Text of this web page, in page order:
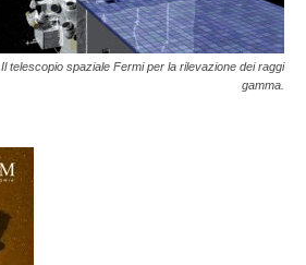
Il telescopio spaziale Fermi per la rilevazione dei raggi
gamma.